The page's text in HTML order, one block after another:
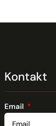
Kontakt
Email